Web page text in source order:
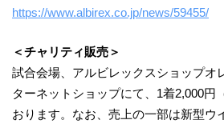
https://www.albirex.co.jp/news/59455/
＜チャリティ販売＞
試合会場、アルビレックスショップオ
ターネットショップにて、1着2,000円
おります。なお、売上の一部は新型ウ